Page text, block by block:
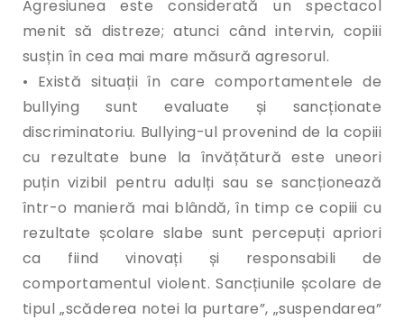
Agresiunea este considerată un spectacol
menit să distreze; atunci când intervin, copiii
susțin în cea mai mare măsură agresorul.
• Există situații în care comportamentele de
bullying sunt evaluate și sancționate
discriminatoriu. Bullying-ul provenind de la copiii
cu rezultate bune la învățătură este uneori
puțin vizibil pentru adulți sau se sancționează
într-o manieră mai blândă, în timp ce copiii cu
rezultate școlare slabe sunt percepuți apriori
ca fiind vinovați și responsabili de
comportamentul violent. Sancțiunile școlare de
tipul „scăderea notei la purtare”, „suspendarea”